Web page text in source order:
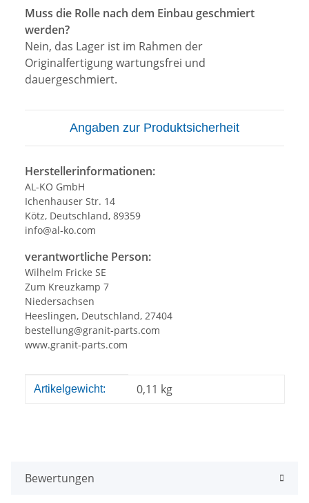
Muss die Rolle nach dem Einbau geschmiert
werden?
Nein, das Lager ist im Rahmen der
Originalfertigung wartungsfrei und
dauergeschmiert.
Angaben zur Produktsicherheit
Herstellerinformationen:
AL-KO GmbH
Ichenhauser Str. 14
Kötz, Deutschland, 89359
info@al-ko.com
verantwortliche Person:
Wilhelm Fricke SE
Zum Kreuzkamp 7
Niedersachsen
Heeslingen, Deutschland, 27404
bestellung@granit-parts.com
www.granit-parts.com
Produkteigenschaft
Wert
Artikelgewicht: 0,11 kg
Bewertungen